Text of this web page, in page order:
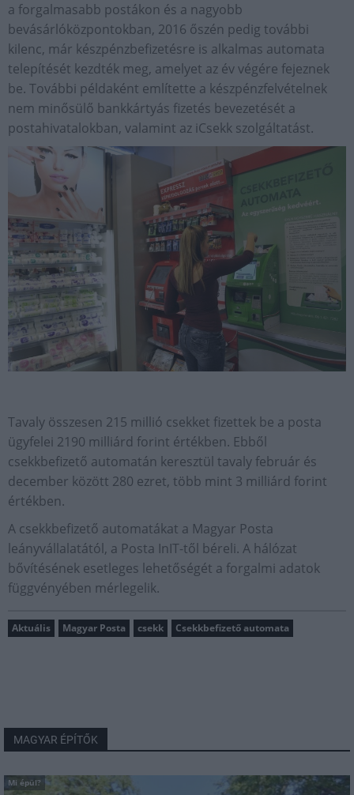
a forgalmasabb postákon és a nagyobb
bevásárlóközpontokban, 2016 őszén pedig további
kilenc, már készpénzbefizetésre is alkalmas automata
telepítését kezdték meg, amelyet az év végére fejeznek
be. További példaként említette a készpénzfelvételnek
nem minősülő bankkártyás fizetés bevezetését a
postahivatalokban, valamint az iCsekk szolgáltatást.
Tavaly összesen 215 millió csekket fizettek be a posta
ügyfelei 2190 milliárd forint értékben. Ebből
csekkbefizető automatán keresztül tavaly február és
december között 280 ezret, több mint 3 milliárd forint
értékben.
A csekkbefizető automatákat a Magyar Posta
leányvállalatától, a Posta InIT-től béreli. A hálózat
bővítésének esetleges lehetőségét a forgalmi adatok
függvényében mérlegelik.
Aktuális Magyar Posta csekk Csekkbefizető automata
MAGYAR ÉPÍTŐK
Mi épül?